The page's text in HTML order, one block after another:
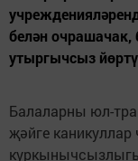
белән
утыргычсыз
Балаларны юл-
җәйге